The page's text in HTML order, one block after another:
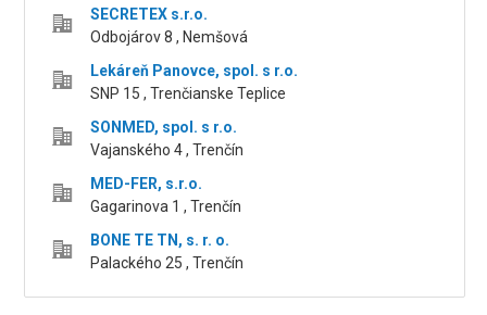
SECRETEX s.r.o.
Odbojárov 8 , Nemšová
Lekáreň Panovce, spol. s r.o.
SNP 15 , Trenčianske Teplice
SONMED, spol. s r.o.
Vajanského 4 , Trenčín
MED-FER, s.r.o.
Gagarinova 1 , Trenčín
BONE TE TN, s. r. o.
Palackého 25 , Trenčín